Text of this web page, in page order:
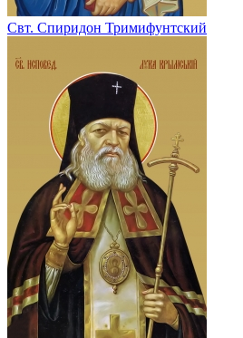
Свт. Спиридон Тримифунтский